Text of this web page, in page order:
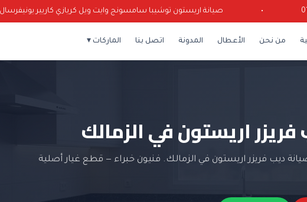
صيانة اريستون توشيبا سامسونج وايت ويل كريازي كاريير يونيفرسال
من نحن الأعطال المدونة اتصل بنا الماركات ▾
اريستون في الزمالك
ديب فريزر اريستون في الزمالك. فنيون خبراء — قطع غيار أصلية